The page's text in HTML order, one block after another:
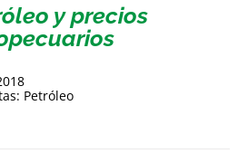
y precios
Petróleo